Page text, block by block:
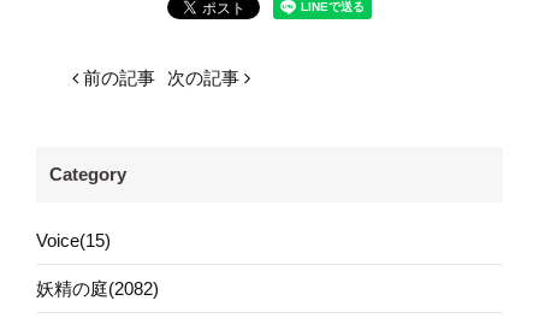
前の記事 次の記事
Category
Voice(15)
妖精の庭(2082)